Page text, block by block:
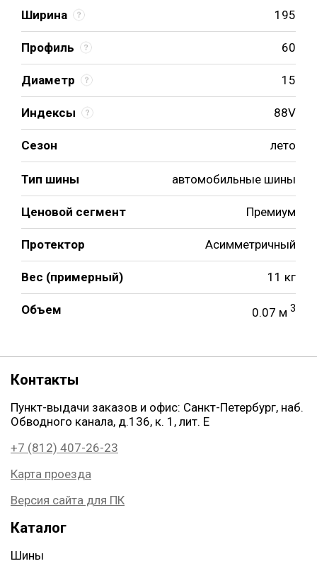
Ширина 195
Профиль 60
Диаметр 15
Индексы 88V
Сезон лето
Тип шины автомобильные шины
Ценовой сегмент Премиум
Протектор Асимметричный
Вес (примерный) 11 кг
Объем 0.07 м 3
Контакты
Пункт-выдачи заказов и офис: Санкт-Петербург, наб.
Обводного канала, д.136, к. 1, лит. Е
+7 (812) 407-26-23
Карта проезда
Версия сайта для ПК
Каталог
Шины